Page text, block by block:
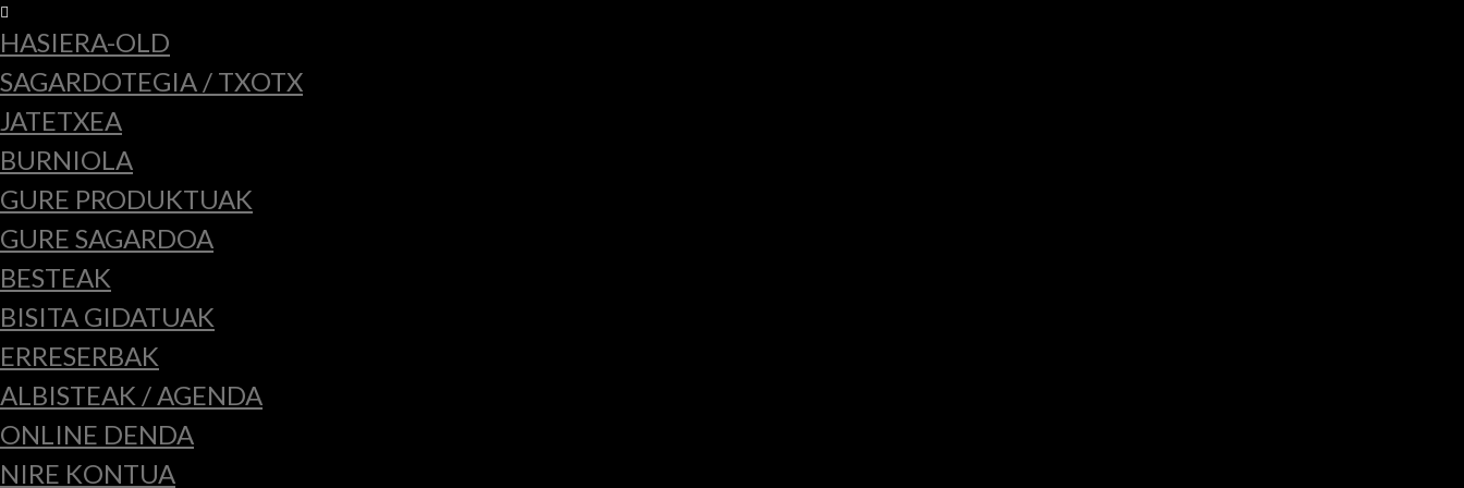
HASIERA-OLD
SAGARDOTEGIA / TXOTX
JATETXEA
BURNIOLA
GURE PRODUKTUAK
GURE SAGARDOA
BESTEAK
BISITA GIDATUAK
ERRESERBAK
ALBISTEAK / AGENDA
ONLINE DENDA
NIRE KONTUA